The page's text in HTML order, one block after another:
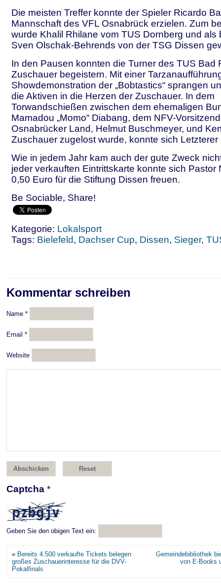
Die meisten Treffer konnte der Spieler Ricardo
Mannschaft des VFL Osnabrück erzielen. Zum
wurde Khalil Rhilane vom TUS Dornberg und als
Sven Olschak-Behrends von der TSG Dissen
In den Pausen konnten die Turner des TUS Bad
Zuschauer begeistern. Mit einer
Showdemonstration der „Bobtastics“ sprangen
die Aktiven in die Herzen der Zuschauer. In dem
Torwandschießen zwischen dem ehemaligen
Mamadou „Momo“ Diabang, dem NFV-
Osnabrücker Land, Helmut Buschmeyer, und
Zuschauer zugelost wurde, konnte sich
Wie in jedem Jahr kam auch der gute Zweck
jeder verkauften Eintrittskarte konnte sich Pastor
0,50 Euro für die Stiftung Dissen freuen.
Be Sociable, Share!
Kategorie: Lokalsport
Tags: Bielefeld, Dachser Cup, Dissen, Sieger,
Kommentar schreiben
Name *
Email *
Website
Captcha *
Geben Sie den obigen Text ein:
« Bereits 4.500 verkaufte Tickets belegen
großes Zuschauerinteresse für die DVV-
Pokalfinals
Gemeindebibliothek
von E-Books